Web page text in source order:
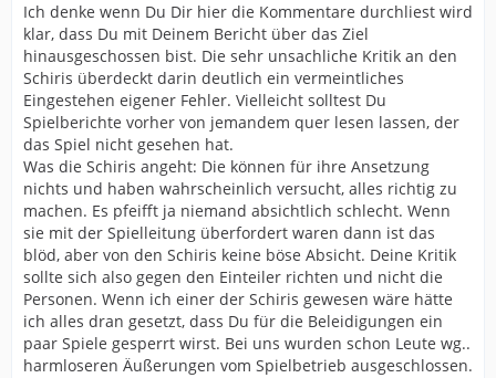
Ich denke wenn Du Dir hier die Kommentare durchliest wird
klar, dass Du mit Deinem Bericht über das Ziel
hinausgeschossen bist. Die sehr unsachliche Kritik an den
Schiris überdeckt darin deutlich ein vermeintliches
Eingestehen eigener Fehler. Vielleicht solltest Du
Spielberichte vorher von jemandem quer lesen lassen, der
das Spiel nicht gesehen hat.
Was die Schiris angeht: Die können für ihre Ansetzung
nichts und haben wahrscheinlich versucht, alles richtig zu
machen. Es pfeifft ja niemand absichtlich schlecht. Wenn
sie mit der Spielleitung überfordert waren dann ist das
blöd, aber von den Schiris keine böse Absicht. Deine Kritik
sollte sich also gegen den Einteiler richten und nicht die
Personen. Wenn ich einer der Schiris gewesen wäre hätte
ich alles dran gesetzt, dass Du für die Beleidigungen ein
paar Spiele gesperrt wirst. Bei uns wurden schon Leute wg..
harmloseren Äußerungen vom Spielbetrieb ausgeschlossen.